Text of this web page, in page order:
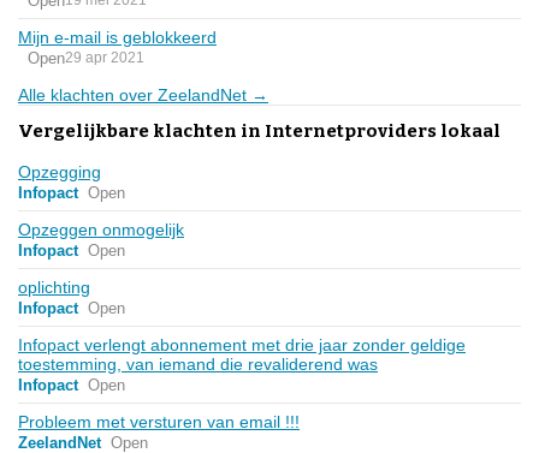
Mijn e-mail is geblokkeerd
Open29 apr 2021
Alle klachten over ZeelandNet →
Vergelijkbare klachten in Internetproviders lokaal
Opzegging
Infopact Open
Opzeggen onmogelijk
Infopact Open
oplichting
Infopact Open
Infopact verlengt abonnement met drie jaar zonder geldige
toestemming, van iemand die revaliderend was
Infopact Open
Probleem met versturen van email !!!
ZeelandNet Open